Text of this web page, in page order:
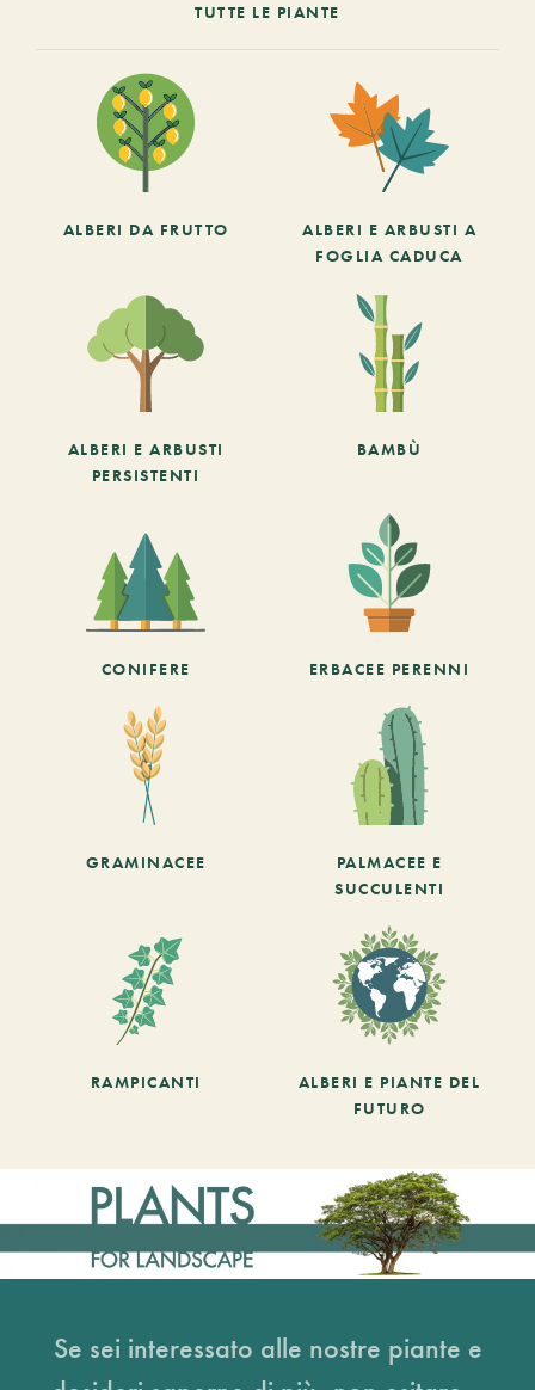
TUTTE LE PIANTE
ALBERI DA FRUTTO
ALBERI E ARBUSTI A
FOGLIA CADUCA
ALBERI E ARBUSTI
PERSISTENTI
BAMBÙ
CONIFERE ERBACEE PERENNI
GRAMINACEE
PALMACEE E
SUCCULENTI
RAMPICANTI
ALBERI E PIANTE DEL
FUTURO
Se sei interessato alle nostre piante e